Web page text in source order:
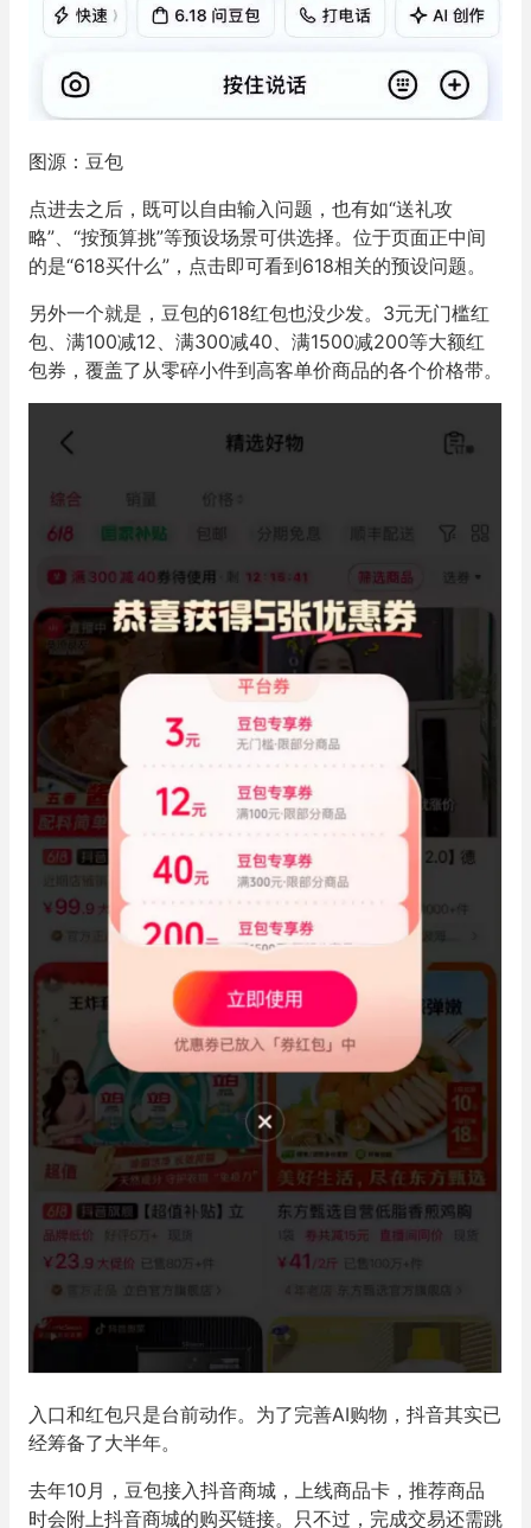
图源：豆包
点进去之后，既可以自由输入问题，也有如“送礼攻
略”、“按预算挑”等预设场景可供选择。位于页面正中间
的是“618买什么”，点击即可看到618相关的预设问题。
另外一个就是，豆包的618红包也没少发。3元无门槛红
包、满100减12、满300减40、满1500减200等大额红
包券，覆盖了从零碎小件到高客单价商品的各个价格带。
入口和红包只是台前动作。为了完善AI购物，抖音其实已
经筹备了大半年。
去年10月，豆包接入抖音商城，上线商品卡，推荐商品
时会附上抖音商城的购买链接。只不过，完成交易还需跳